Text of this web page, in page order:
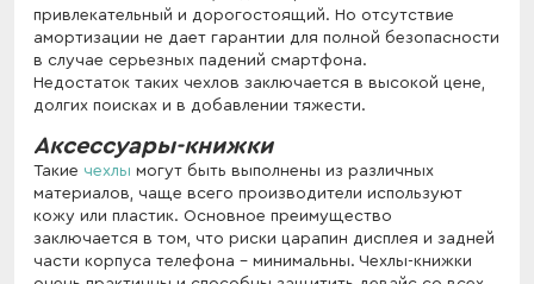
привлекательный и дорогостоящий. Но отсутствие
амортизации не дает гарантии для полной безопасности
в случае серьезных падений смартфона.
Недостаток таких чехлов заключается в высокой цене,
долгих поисках и в добавлении тяжести.
Аксессуары-книжки
Такие чехлы могут быть выполнены из различных
материалов, чаще всего производители используют
кожу или пластик. Основное преимущество
заключается в том, что риски царапин дисплея и задней
части корпуса телефона - минимальны. Чехлы-книжки